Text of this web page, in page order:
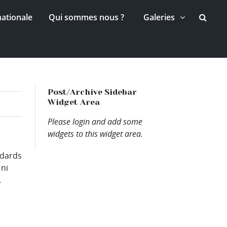
Qui sommes nous ? Galeries
Post/Archive Sidebar
Widget Area
Please login and add some
widgets to this widget area.